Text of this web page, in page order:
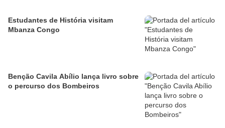
Estudantes de História visitam
Mbanza Congo
Benção Cavila Abílio lança livro sobre
o percurso dos Bombeiros